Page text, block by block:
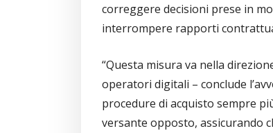
correggere decisioni prese in
interrompere rapporti
“Questa misura va nella
operatori digitali – conclude
procedure di acquisto sempre
versante opposto, assicurando